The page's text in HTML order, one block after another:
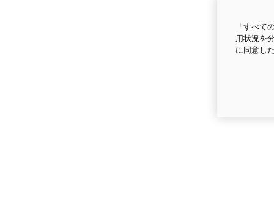
「すべて
用状況を
に同意し